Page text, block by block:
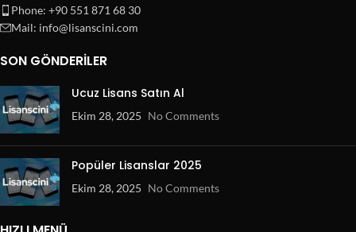
Phone: +90 551 871 68 30
Mail: info@lisanscini.com
SON GÖNDERILER
Ucuz Lisans Satın Al
Ekim 28, 2025 No Comments
Popüler Lisanslar 2025
Ekim 28, 2025 No Comments